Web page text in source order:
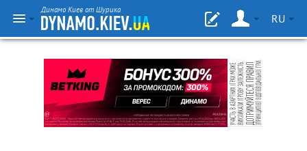
Динамо Киев от Шурика
RU